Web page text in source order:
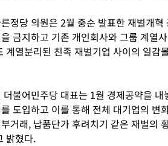
정당 의원은 2월 중순 발표한 재벌개
금지하고 기존 개인회사와 그룹 계열
계열분리된 친족 재벌기업 사이의 일감
더불어민주당 대표는 1월 경제공약을
도입하고 이를 통해 전체 대기업의 변
거래, 납품단가 후려치기 같은 재벌의
밝혔다.